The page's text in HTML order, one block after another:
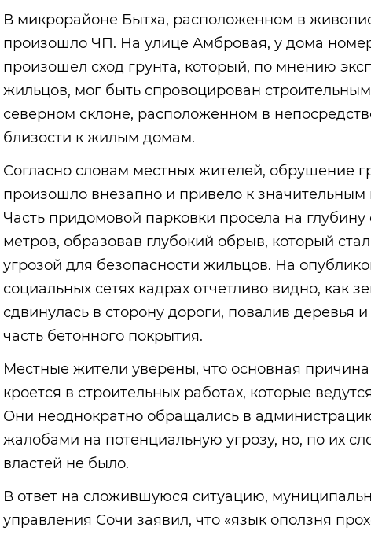
В микрорайоне Бытха, расположенном в
произошло ЧП. На улице Амбровая, у дома номер
произошел сход грунта, который, по мнению
жильцов, мог быть спровоцирован
северном склоне, расположенном в
близости к жилым домам.
Согласно словам местных жителей, обрушение
произошло внезапно и привело к значительным
Часть придомовой парковки просела на глубину
метров, образовав глубокий обрыв, который
угрозой для безопасности жильцов. На
социальных сетях кадрах отчетливо видно, как
сдвинулась в сторону дороги, повалив деревья
часть бетонного покрытия.
Местные жители уверены, что основная
кроется в строительных работах, которые
Они неоднократно обращались в
жалобами на потенциальную угрозу, но, по их
властей не было.
В ответ на сложившуюся ситуацию,
управления Сочи заявил, что «язык оползня